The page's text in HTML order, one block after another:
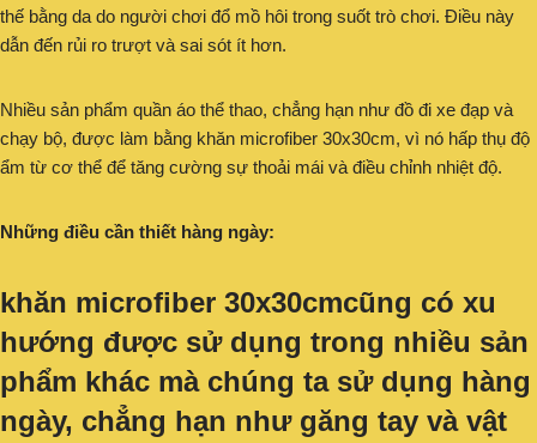
thế bằng da do người chơi đổ mồ hôi trong suốt trò chơi. Điều này
dẫn đến rủi ro trượt và sai sót ít hơn.
Nhiều sản phẩm quần áo thể thao, chẳng hạn như đồ đi xe đạp và
chạy bộ, được làm bằng khăn microfiber 30x30cm, vì nó hấp thụ độ
ẩm từ cơ thể để tăng cường sự thoải mái và điều chỉnh nhiệt độ.
Những điều cần thiết hàng ngày:
khăn microfiber 30x30cmcũng có xu
hướng được sử dụng trong nhiều sản
phẩm khác mà chúng ta sử dụng hàng
ngày, chẳng hạn như găng tay và vật